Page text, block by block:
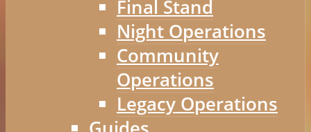
Final Stand
Night Operations
Community
Operations
Legacy Operations